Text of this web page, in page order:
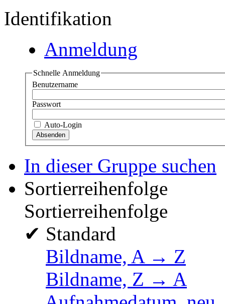
Identifikation
Anmeldung
Schnelle Anmeldung
Benutzername
Passwort
Auto-Login
In dieser Gruppe suchen
Sortierreihenfolge
Sortierreihenfolge
✔ Standard
Bildname, A → Z
Bildname, Z → A